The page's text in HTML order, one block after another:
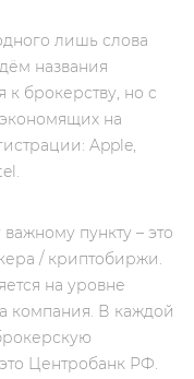
лишь слова
названия
брокерству, но c
на
Apple,
пункту – это
/ криптобиржи.
на уровне
компания. В каждой
Центробанк РФ.